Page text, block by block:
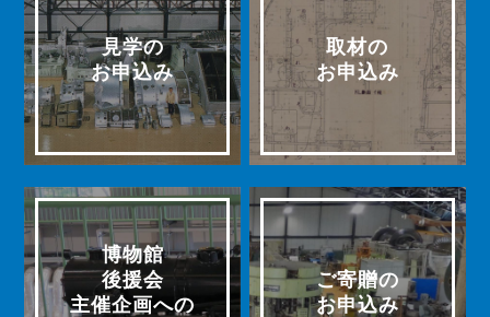
見学の
お申込み
取材の
お申込み
博物館
後援会
主催企画への
ご寄贈の
お申込み